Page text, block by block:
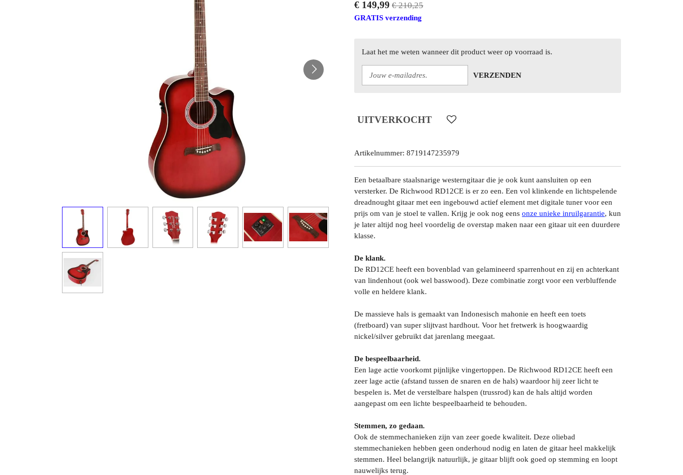
€ 149,99 € 210,25
GRATIS verzending
Laat het me weten wanneer dit product weer op voorraad is.
VERZENDEN
UITVERKOCHT
Artikelnummer: 8719147235979
Een betaalbare staalsnarige westerngitaar die je ook kunt aansluiten op een
versterker. De Richwood RD12CE is er zo een. Een vol klinkende en lichtspelende
dreadnought gitaar met een ingebouwd actief element met digitale tuner voor een
prijs om van je stoel te vallen. Krijg je ook nog eens onze unieke inruilgarantie, kun
je later altijd nog heel voordelig de overstap maken naar een gitaar uit een duurdere
klasse.
De klank.
De RD12CE heeft een bovenblad van gelamineerd sparrenhout en zij en achterkant
van lindenhout (ook wel basswood). Deze combinatie zorgt voor een verbluffende
volle en heldere klank.
De massieve hals is gemaakt van Indonesisch mahonie en heeft een toets
(fretboard) van super slijtvast hardhout. Voor het fretwerk is hoogwaardig
nickel/silver gebruikt dat jarenlang meegaat.
De bespeelbaarheid.
Een lage actie voorkomt pijnlijke vingertoppen. De Richwood RD12CE heeft een
zeer lage actie (afstand tussen de snaren en de hals) waardoor hij zeer licht te
bespelen is. Met de verstelbare halspen (trussrod) kan de hals altijd worden
aangepast om een lichte bespeelbaarheid te behouden.
Stemmen, zo gedaan.
Ook de stemmechanieken zijn van zeer goede kwaliteit. Deze oliebad
stemmechanieken hebben geen onderhoud nodig en laten de gitaar heel makkelijk
stemmen. Heel belangrijk natuurlijk, je gitaar blijft ook goed op stemming en loopt
nauwelijks terug.